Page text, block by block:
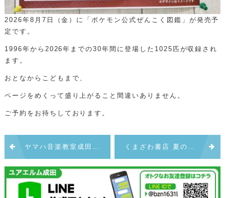
2026年8月7日（金）に「ポケモン公式ぜんこく図鑑」が発売予
定です。
1996年から2026年までの30年間に登場した1025匹が収録され
ます。
おとなからこどもまで、
ページをめくって盛り上がること間違いありません。
ご予約をお待ちしております。
稿
ナ
ビ
ゲ
ヤマハ音楽教室成田センター くまざわ書店 夏のおすすめ